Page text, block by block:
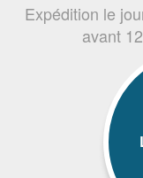
Expédition le
avant